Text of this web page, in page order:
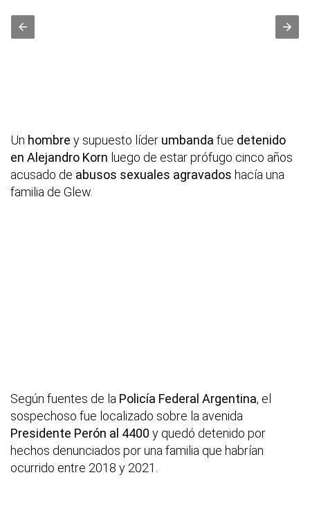
Un hombre y supuesto líder umbanda fue detenido
en Alejandro Korn luego de estar prófugo cinco años
acusado de abusos sexuales agravados hacía una
familia de Glew.
Según fuentes de la Policía Federal Argentina, el
sospechoso fue localizado sobre la avenida
Presidente Perón al 4400 y quedó detenido por
hechos denunciados por una familia que habrían
ocurrido entre 2018 y 2021.